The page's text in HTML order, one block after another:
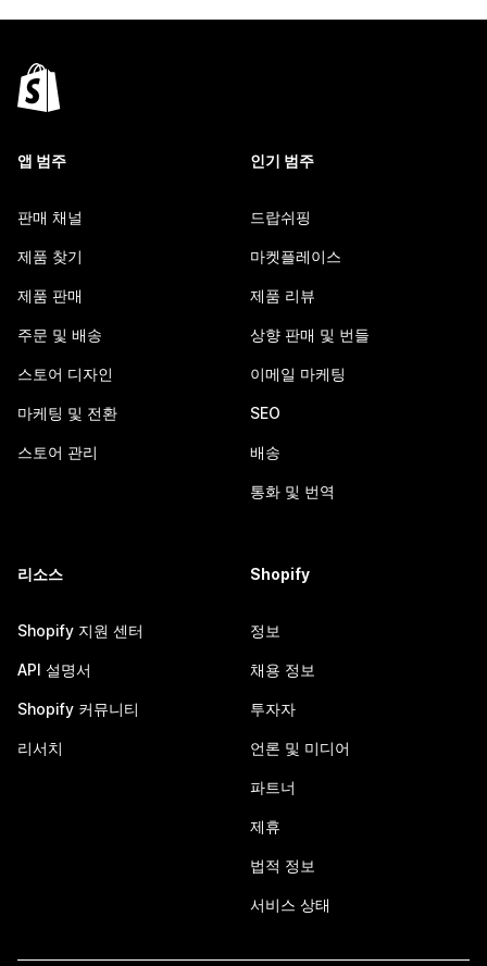
앱 범주
판매 채널
제품 찾기
제품 판매
주문 및 배송
스토어 디자인
마케팅 및 전환
스토어 관리
인기 범주
드랍쉬핑
마켓플레이스
제품 리뷰
상향 판매 및 번들
이메일 마케팅
SEO
배송
통화 및 번역
리소스
Shopify 지원 센터
API 설명서
Shopify 커뮤니티
리서치
Shopify
정보
채용 정보
투자자
언론 및 미디어
파트너
제휴
법적 정보
서비스 상태